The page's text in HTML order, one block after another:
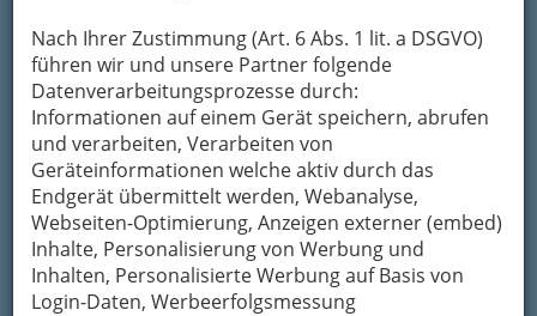
Nach Ihrer Zustimmung (Art. 6 Abs. 1 lit. a DSGVO)
führen wir und unsere Partner folgende
Datenverarbeitungsprozesse durch:
Informationen auf einem Gerät speichern, abrufen
und verarbeiten, Verarbeiten von
Geräteinformationen welche aktiv durch das
Endgerät übermittelt werden, Webanalyse,
Webseiten-Optimierung, Anzeigen externer (embed)
Inhalte, Personalisierung von Werbung und
Inhalten, Personalisierte Werbung auf Basis von
Login-Daten, Werbeerfolgsmessung
So gliedert die WKO